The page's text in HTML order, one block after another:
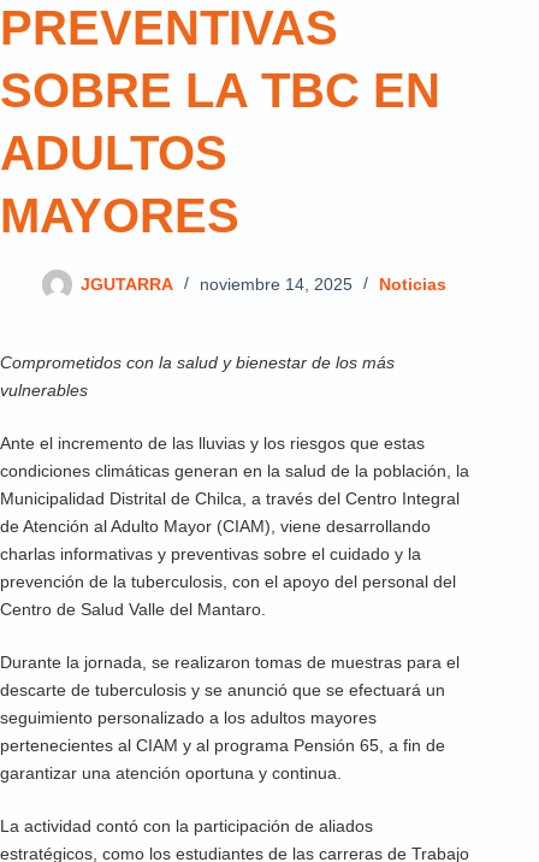
PREVENTIVAS
SOBRE LA TBC EN
ADULTOS
MAYORES
JGUTARRA noviembre 14, 2025 Noticias
Comprometidos con la salud y bienestar de los más
vulnerables
Ante el incremento de las lluvias y los riesgos que estas
condiciones climáticas generan en la salud de la población, la
Municipalidad Distrital de Chilca, a través del Centro Integral
de Atención al Adulto Mayor (CIAM), viene desarrollando
charlas informativas y preventivas sobre el cuidado y la
prevención de la tuberculosis, con el apoyo del personal del
Centro de Salud Valle del Mantaro.
Durante la jornada, se realizaron tomas de muestras para el
descarte de tuberculosis y se anunció que se efectuará un
seguimiento personalizado a los adultos mayores
pertenecientes al CIAM y al programa Pensión 65, a fin de
garantizar una atención oportuna y continua.
La actividad contó con la participación de aliados
estratégicos, como los estudiantes de las carreras de Trabajo